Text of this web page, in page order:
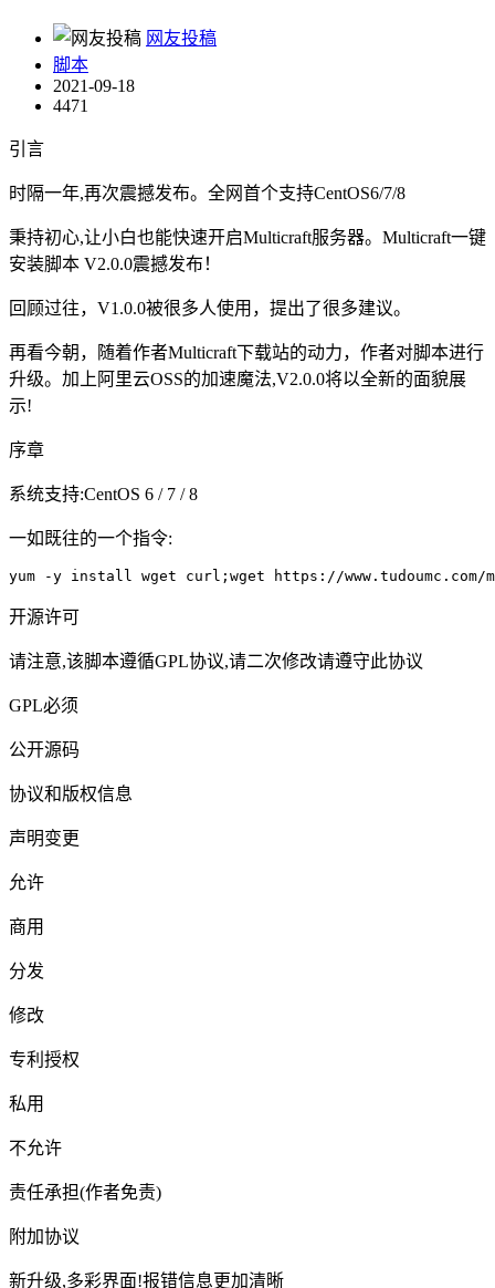
网友投稿
脚本
2021-09-18
4471
引言
时隔一年,再次震撼发布。全网首个支持CentOS6/7/8
秉持初心,让小白也能快速开启Multicraft服务器。Multicraft一键
安装脚本 V2.0.0震撼发布！
回顾过往，V1.0.0被很多人使用，提出了很多建议。
再看今朝，随着作者Multicraft下载站的动力，作者对脚本进行
升级。加上阿里云OSS的加速魔法,V2.0.0将以全新的面貌展
示!
序章
系统支持:CentOS 6 / 7 / 8
一如既往的一个指令:
yum -y install wget curl;wget https://
开源许可
请注意,该脚本遵循GPL协议,请二次修改请遵守此协议
GPL必须
公开源码
协议和版权信息
声明变更
允许
商用
分发
修改
专利授权
私用
不允许
责任承担(作者免责)
附加协议
新升级,多彩界面!报错信息更加清晰